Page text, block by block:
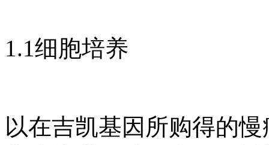
1.1细胞培养
以在吉凯基因所购得的